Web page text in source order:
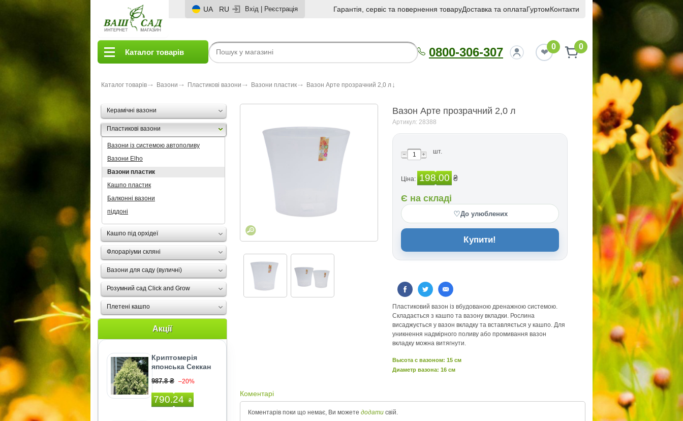
UA RU Вхід Реєстрація Гарантія, сервіс та повернення товаруДоставка та оплатаГуртомКонтакти
Каталог товарів 0800-306-307 0 0
Каталог товарів Вазони Пластикові вазони Вазони пластик Вазон Арте прозрачний 2,0 л
Керамічні вазони
Пластикові вазони
Вазони із системою автополиву
Вазони Elho
Вазони пластик
Кашпо пластик
Балконні вазони
піддоні
Кашпо під орхідеї
Флораріуми скляні
Вазони для саду (вуличні)
Розумний сад Click and Grow
Плетені кашпо
Акції
Криптомерія
японська Секкан
987.8 ₴ –20%
790.24 ₴
Вазон Арте прозрачний 2,0 л
Артикул: 28388
шт.
Ціна: 198.00 ₴
Є на складі
♡До улюблених
Купити!
Пластиковий вазон із вбудованою дренажною системою.
Складається з кашпо та вазону вкладки. Рослина
висаджується у вазон вкладку та вставляється у кашпо. Для
уникнення надмірного поливу або промивання вазон
вкладку можна витягнути.
Высота c вазоном: 15 см
Диаметр вазона: 16 см
Коментарі
Коментарів поки що немає, Ви можете додати свій.